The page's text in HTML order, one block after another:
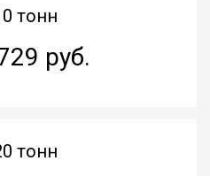
тонн
руб.
тонн